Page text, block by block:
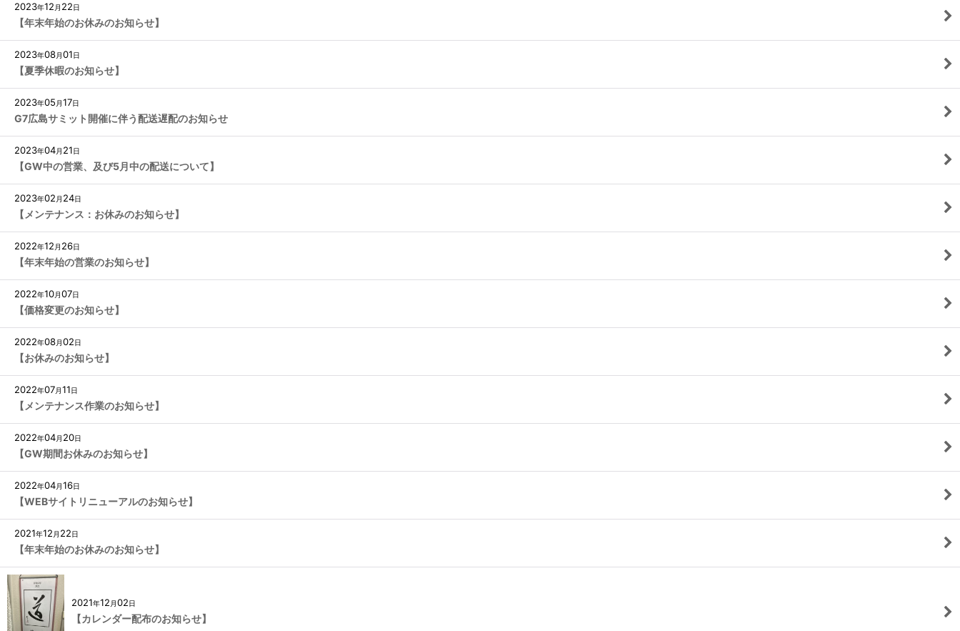
2023年12 月 22日
【年末年始のお休みのお知らせ】
2023年08月01日
【夏季休暇のお知らせ】
2023年05 月17日
G7広島サミット開催に伴う配送遅配のお知らせ
2023年04月 21日
【GW中の営業、及び5月中の配送について】
2023年02 月 24日
【メンテナンス：お休みのお知らせ】
2022年12 月 26日
【年末年始の営業のお知らせ】
2022年10月07日
【価格変更のお知らせ】
2022年08月02日
【お休みのお知らせ】
2022年07月11日
【メンテナンス作業のお知らせ】
2022年04月 20日
【GW期間お休みのお知らせ】
2022年04月16日
【WEBサイトリニューアルのお知らせ】
2021年12 月 22日
【年末年始のお休みのお知らせ】
2021年12 月02日
【カレンダー配布のお知らせ】